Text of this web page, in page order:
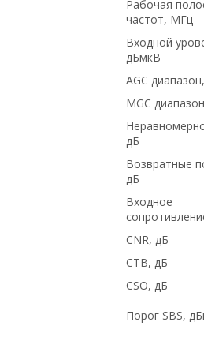
Рабочая
частот, МГц
Входной
дБмкВ
AGC
MGC
дБ
Возвратные
дБ
Входное
CNR, дБ
CTB, дБ
CSO, дБ
Порог SBS,